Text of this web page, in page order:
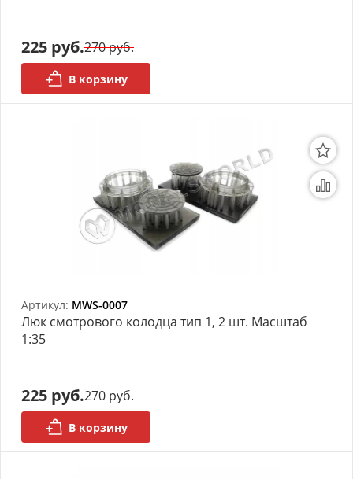
225 руб.270 руб.
В корзину
Артикул: MWS-0007
Люк смотрового колодца тип 1, 2 шт. Масштаб
1:35
225 руб.270 руб.
В корзину